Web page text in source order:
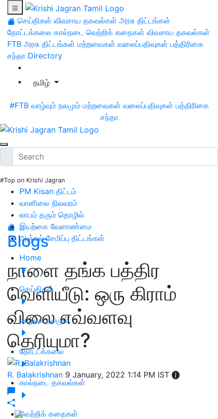
செய்திகள் விவசாய தகவல்கள் அரசு திட்டங்கள்
தோட்டக்கலை கால்நடை வெற்றிக் கதைகள் விவசாய தகவல்கள்
FTB அரசு திட்டங்கள் மற்றவைகள் வலைப்பதிவுகள் பத்திரிகை
சந்தா Directory
தமிழ்
#FTB வாழ்வும் நலமும் மற்றவைகள் வலைப்பதிவுகள் பத்திரிகை
சந்தா
#Top on Krishi Jagran
PM Kisan திட்டம்
வானிலை நிலவரம்
லாபம் தரும் தொழில்
இயற்கை வேளாண்மை
அஞ்சல் சேமிப்பு திட்டங்கள்
Home
செய்திகள்
வாழ்வும் நலமும்
தோட்டக்கலை
கால்நடை தகவல்கள்
வெற்றிக் கதைகள்
Blogs
நாளை தங்க பத்திர
வெளியீடு: ஒரு கிராம்
விலை எவ்வளவு
தெரியுமா?
R. Balakrishnan 9 January, 2022 1:14 PM IST